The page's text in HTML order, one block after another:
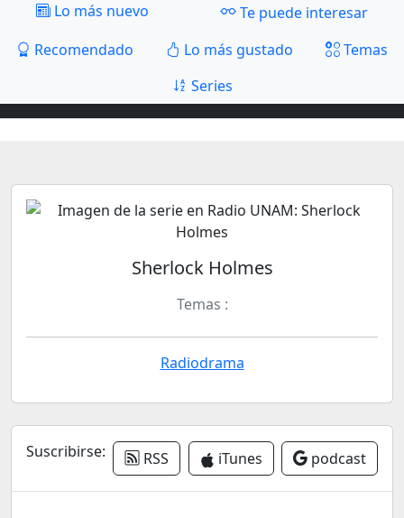
Lo más nuevo
Te puede interesar
Recomendado
Lo más gustado
Temas
Series
Sherlock Holmes
Temas :
Radiodrama
Suscribirse: RSS iTunes podcast